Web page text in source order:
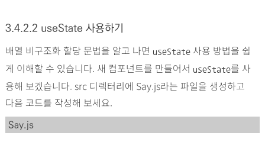
u
s
3.4.2.2 useState 사용하기
배열 비구조화 할당 문법을 알고 나면 useState사용 방법을 쉽
게 이해할 수 있습니다. 새 컴포넌트를 만들어서 useState를 사
용해 보겠습니다. src 디렉터리에 Say.js라는 파일을 생성하고
다음 코드를 작성해 보세요.
Say.js